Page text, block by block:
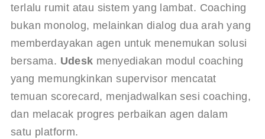
terlalu rumit atau sistem yang lambat. Coaching
bukan monolog, melainkan dialog dua arah yang
memberdayakan agen untuk menemukan solusi
bersama. Udesk menyediakan modul coaching
yang memungkinkan supervisor mencatat
temuan scorecard, menjadwalkan sesi coaching,
dan melacak progres perbaikan agen dalam
satu platform.